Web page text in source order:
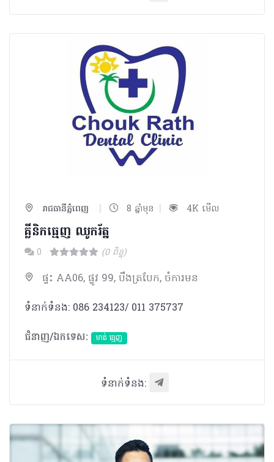
រាជធានីភ្នំពេញ | 8 ឆ្នាំមុន | 4K មើល
គ្លីនិកធ្មេញ ឈូករ័ត្ន
0 (0 ពិន្ទុ)
ផ្ទះ AA06, ផ្លូវ 99, បឹងត្របែក, ចំការមន
ទំនាក់ទំនង: 086 234123/ 011 375737
ជំនាញ/ឯកទេស:
មាត់ ធ្មេញ
ទំនាក់ទំនង: